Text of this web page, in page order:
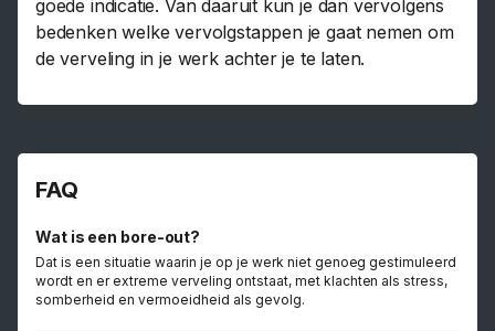
goede indicatie. Van daaruit kun je dan vervolgens
bedenken welke vervolgstappen je gaat nemen om
de verveling in je werk achter je te laten.
FAQ
Wat is een bore-out?
Dat is een situatie waarin je op je werk niet genoeg gestimuleerd
wordt en er extreme verveling ontstaat, met klachten als stress,
somberheid en vermoeidheid als gevolg.